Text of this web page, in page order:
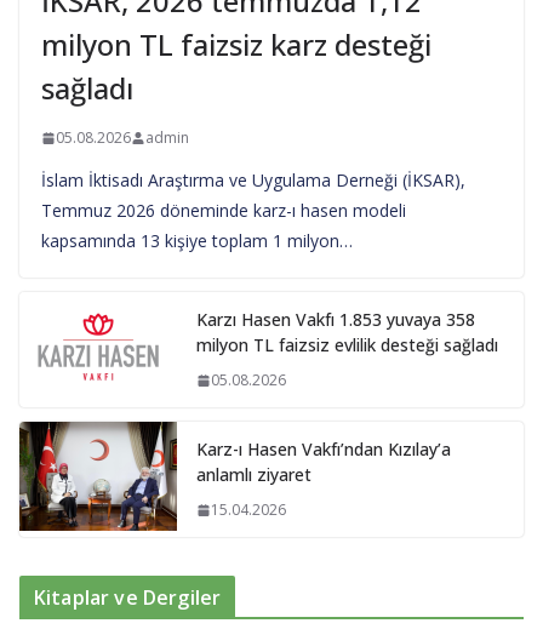
milyon TL faizsiz karz desteği
sağladı
05.08.2026 admin
İslam İktisadı Araştırma ve Uygulama Derneği (İKSAR),
Temmuz 2026 döneminde karz-ı hasen modeli
kapsamında 13 kişiye toplam 1 milyon…
Karzı Hasen Vakfı 1.853 yuvaya 358
milyon TL faizsiz evlilik desteği sağladı
05.08.2026
Karz-ı Hasen Vakfı’ndan Kızılay’a
anlamlı ziyaret
15.04.2026
Kitaplar ve Dergiler